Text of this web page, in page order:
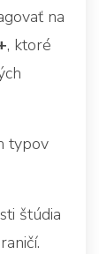
na
, ktoré
typov
štúdia